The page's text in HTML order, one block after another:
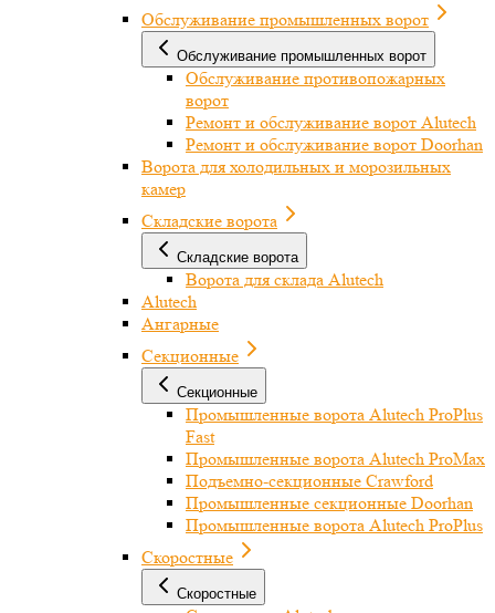
Обслуживание промышленных ворот
Обслуживание промышленных ворот
Обслуживание противопожарных
ворот
Ремонт и обслуживание ворот Alutech
Ремонт и обслуживание ворот Doorhan
Ворота для холодильных и морозильных
камер
Складские ворота
Складские ворота
Ворота для склада Alutech
Alutech
Ангарные
Секционные
Секционные
Промышленные ворота Alutech ProPlus
Fast
Промышленные ворота Alutech ProMax
Подъемно-секционные Crawford
Промышленные секционные Doorhan
Промышленные ворота Alutech ProPlus
Скоростные
Скоростные